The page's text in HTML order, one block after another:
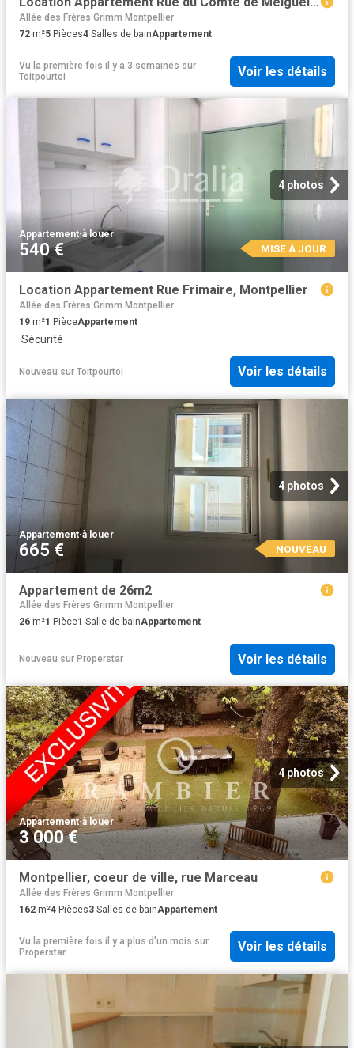
Allée des Frères Grimm Montpellier
72 m²5 Pièces4 Salles de bainAppartement
Vu la première fois il y a 3 semaines sur
Toitpourtoi
Voir les détails
4 photos
Appartement·à louer
540 € MISE À JOUR
Location Appartement Rue Frimaire, Montpellier
Allée des Frères Grimm Montpellier
19 m²1 PièceAppartement
·Sécurité
Nouveau sur Toitpourtoi Voir les détails
4 photos
Appartement·à louer
665 € NOUVEAU
Appartement de 26m2
Allée des Frères Grimm Montpellier
26 m²1 Pièce1 Salle de bainAppartement
Nouveau sur Properstar Voir les détails
4 photos
Appartement·à louer
3 000 €
Montpellier, coeur de ville, rue Marceau
Allée des Frères Grimm Montpellier
162 m²4 Pièces3 Salles de bainAppartement
Vu la première fois il y a plus d'un mois sur
Properstar
Voir les détails